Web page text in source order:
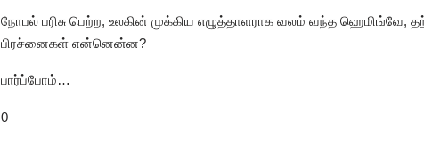
நோபல் பரிசு பெற்ற, உலகின் முக்கிய எழுத்தாளராக வலம் வந்த
பிரச்னைகள் என்னென்ன?
பார்ப்போம்…
0